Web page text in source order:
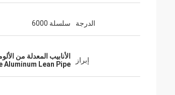
الدرجة سلسلة 6000
إبراز الأنابيب المعدلة من
Aluminum Lean Pipe